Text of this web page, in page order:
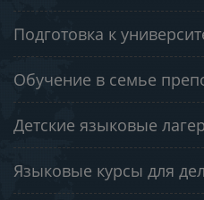
Подготовка к
Обучение в семье
Детские языковые
Языковые курсы для